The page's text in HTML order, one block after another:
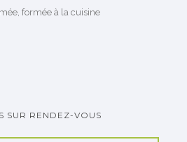
formée à la cuisine
SUR RENDEZ-VOUS